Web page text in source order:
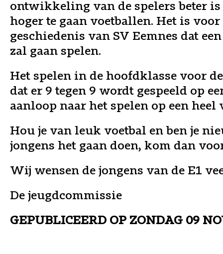
ontwikkeling van de spelers beter is
hoger te gaan voetballen. Het is
geschiedenis van SV Eemnes dat
zal gaan spelen.
Het spelen in de hoofdklasse voor
dat er 9 tegen 9 wordt gespeeld op
aanloop naar het spelen op een heel
Hou je van leuk voetbal en ben je
jongens het gaan doen, kom dan
Wij wensen de jongens van de E1
De jeugdcommissie
GEPUBLICEERD OP ZONDAG 09